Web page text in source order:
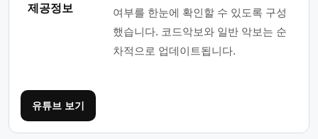
제공정보
여부를 한눈에 확인할 수 있도록 구성
했습니다. 코드악보와 일반 악보는 순
차적으로 업데이트됩니다.
유튜브 보기